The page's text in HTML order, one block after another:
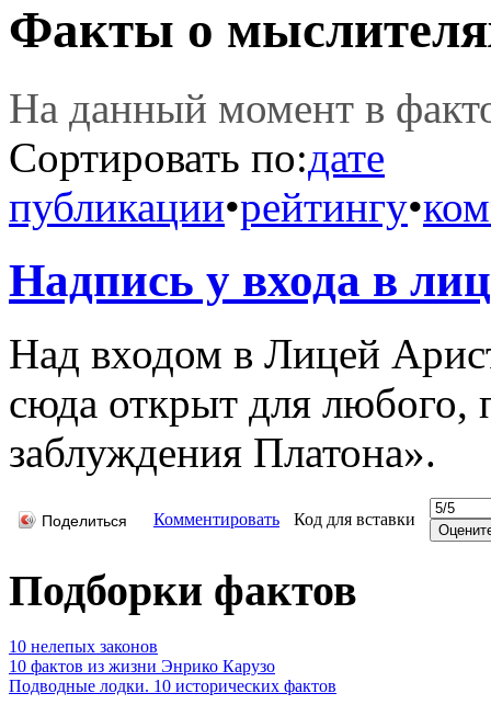
Факты о
На данный момент в
Сортировать по:дате
публикации•рейтингу•
Надпись у входа в
Над входом в Лицей
сюда открыт для любого,
заблуждения Платона».
Поделиться Комментировать Код для вставки
Подборки фактов
10 нелепых законов
10 фактов из жизни Энрико Карузо
Подводные лодки. 10 исторических фактов